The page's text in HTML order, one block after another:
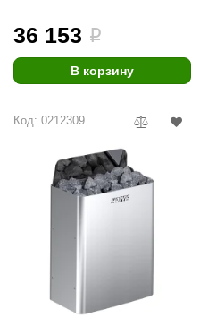
36 153 i
В корзину
Код: 0212309